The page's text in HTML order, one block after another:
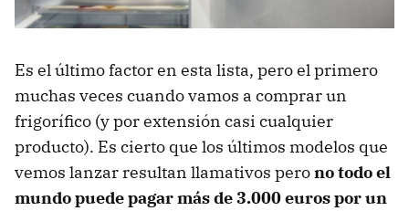
Es el último factor en esta lista, pero el primero
muchas veces cuando vamos a comprar un
frigorífico (y por extensión casi cualquier
producto). Es cierto que los últimos modelos que
vemos lanzar resultan llamativos perono todo el
mundo puede pagar más de 3.000 euros por un